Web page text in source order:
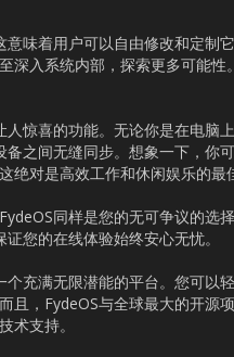
味着用户可以自由修改和定制
深入系统内部，探索更多可能性
惊喜的功能。无论你是在电脑
之间无缝同步。想象一下，你
绝对是高效工作和休闲娱乐的最
同样是您的无可争议的选
您的在线体验始终安心无忧。
个充满无限潜能的平台。您可以
而且，FydeOS与全球最大的
术支持。